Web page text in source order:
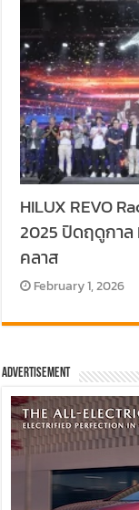
HILUX REVO
2025 ปิดฤดูกาล
คลาส
February 1, 2026
Advertisement